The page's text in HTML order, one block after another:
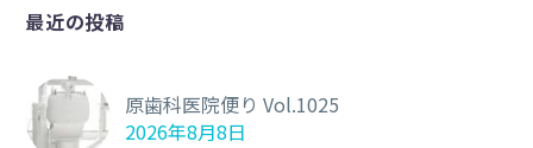
最近の投稿
原歯科医院便り Vol.1025
2026年8月8日